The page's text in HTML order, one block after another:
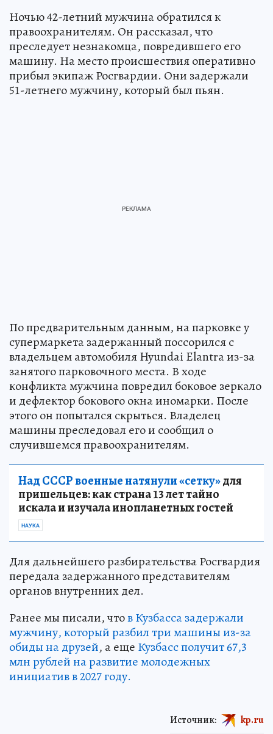
Ночью 42-летний мужчина обратился к
правоохранителям. Он рассказал, что
преследует незнакомца, повредившего его
машину. На место происшествия оперативно
прибыл экипаж Росгвардии. Они задержали
51-летнего мужчину, который был пьян.
По предварительным данным, на парковке у
супермаркета задержанный поссорился с
владельцем автомобиля Hyundai Elantra из-за
занятого парковочного места. В ходе
конфликта мужчина повредил боковое зеркало
и дефлектор бокового окна иномарки. После
этого он попытался скрыться. Владелец
машины преследовал его и сообщил о
случившемся правоохранителям.
Над СССР военные натянули «сетку»для
пришельцев: как страна 13 лет тайно
искала и изучала инопланетных гостей
НАУКА
Для дальнейшего разбирательства Росгвардия
передала задержанного представителям
органов внутренних дел.
Ранее мы писали, чтов Кузбасса задержали
мужчину, который разбил три машины из-за
обиды на друзей, а еще Кузбасс получит 67,3
млн рублей на развитие молодежных
инициатив в 2027 году.
Источник: kp.ru